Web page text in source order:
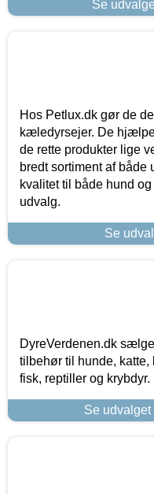
Se
Hos Petlux.dk gør de
kæledyrsejer. De
de rette produkter lige
bredt sortiment af både
kvalitet til både hund
udvalg.
Se
DyreVerdenen.dk
tilbehør til hunde, katte,
fisk, reptiller og
Se